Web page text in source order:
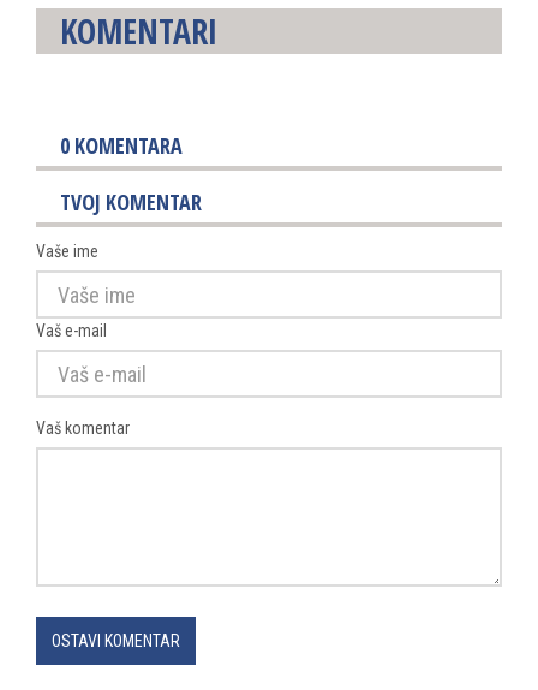
KOMENTARI
0 KOMENTARA
TVOJ KOMENTAR
Vaše ime
Vaš e-mail
Vaš komentar
OSTAVI KOMENTAR